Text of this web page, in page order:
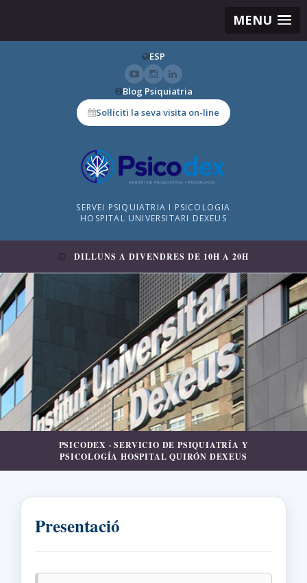
MENU
ESP
Blog Psiquiatria
Sol·liciti la seva visita on-line
SERVEI PSIQUIATRIA I PSICOLOGIA
HOSPITAL UNIVERSITARI DEXEUS
DILLUNS A DIVENDRES DE 10H A 20H
PSICODEX · SERVICIO DE PSIQUIATRÍA Y
PSICOLOGÍA HOSPITAL QUIRÓN DEXEUS
Presentació